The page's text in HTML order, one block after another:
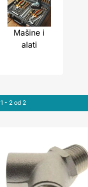
Mašine i
alati
1 - 2 od 2